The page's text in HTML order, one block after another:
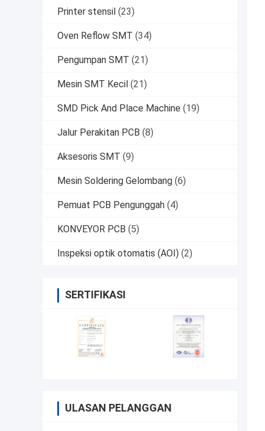
Printer stensil (23)
Oven Reflow SMT (34)
Pengumpan SMT (21)
Mesin SMT Kecil (21)
SMD Pick And Place Machine (19)
Jalur Perakitan PCB (8)
Aksesoris SMT (9)
Mesin Soldering Gelombang (6)
Pemuat PCB Pengunggah (4)
KONVEYOR PCB (5)
Inspeksi optik otomatis (AOI) (2)
SERTIFIKASI
ULASAN PELANGGAN